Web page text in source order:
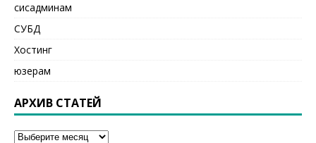
сисадминам
СУБД
Хостинг
юзерам
АРХИВ СТАТЕЙ